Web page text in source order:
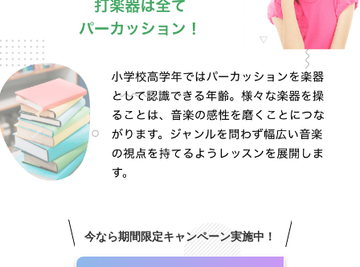
今なら期間限定キャンペーン実施中！